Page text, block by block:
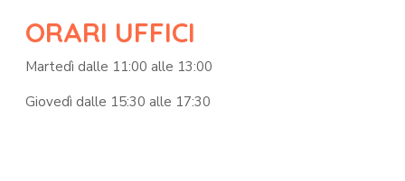
ORARI UFFICI
Martedì dalle 11:00 alle 13:00
Giovedì dalle 15:30 alle 17:30